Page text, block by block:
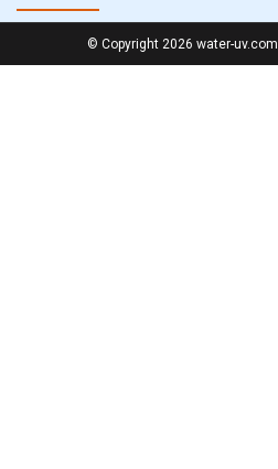
© Copyright 2026 water-